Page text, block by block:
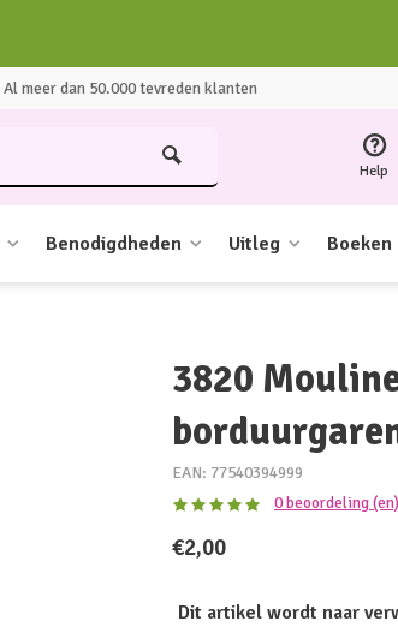
Al meer dan 50.000 tevreden klanten
Help
Benodigdheden Uitleg Boeken
3820
EAN: 77540394999
0 beoordeling (en)
€2,00
Dit artikel wordt naar